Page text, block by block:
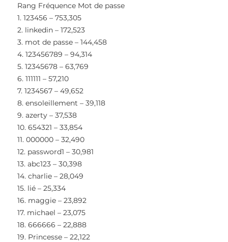
Rang Fréquence Mot de passe
1. 123456 – 753,305
2. linkedin – 172,523
3. mot de passe – 144,458
4. 123456789 – 94,314
5. 12345678 – 63,769
6. 111111 – 57,210
7. 1234567 – 49,652
8. ensoleillement – 39,118
9. azerty – 37,538
10. 654321 – 33,854
11. 000000 – 32,490
12. password1 – 30,981
13. abc123 – 30,398
14. charlie – 28,049
15. lié – 25,334
16. maggie – 23,892
17. michael – 23,075
18. 666666 – 22,888
19. Princesse – 22,122